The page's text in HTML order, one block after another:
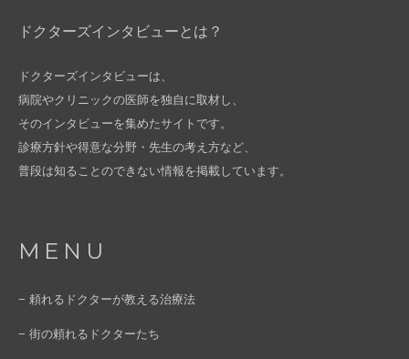
ドクターズインタビューとは？
ドクターズインタビューは、
病院やクリニックの医師を独自に取材し、
そのインタビューを集めたサイトです。
診療方針や得意な分野・先生の考え方など、
普段は知ることのできない情報を掲載しています。
MENU
− 頼れるドクターが教える治療法
− 街の頼れるドクターたち